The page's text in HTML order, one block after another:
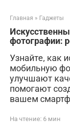
Главная » Гаджеты
фотографии:
Узнайте, как
мобильную
улучшают
помогают
вашем
На чтение: 6 мин